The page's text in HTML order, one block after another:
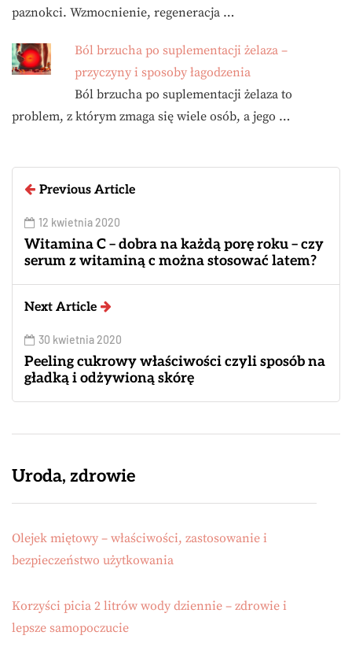
paznokci. Wzmocnienie, regeneracja …
Ból brzucha po suplementacji żelaza –
przyczyny i sposoby łagodzenia
Ból brzucha po suplementacji żelaza to
problem, z którym zmaga się wiele osób, a jego …
Previous Article
12 kwietnia 2020
Witamina C – dobra na każdą porę roku – czy
serum z witaminą c można stosować latem?
Next Article
30 kwietnia 2020
Peeling cukrowy właściwości czyli sposób na
gładką i odżywioną skórę
Uroda, zdrowie
Olejek miętowy – właściwości, zastosowanie i
bezpieczeństwo użytkowania
Korzyści picia 2 litrów wody dziennie – zdrowie i
lepsze samopoczucie